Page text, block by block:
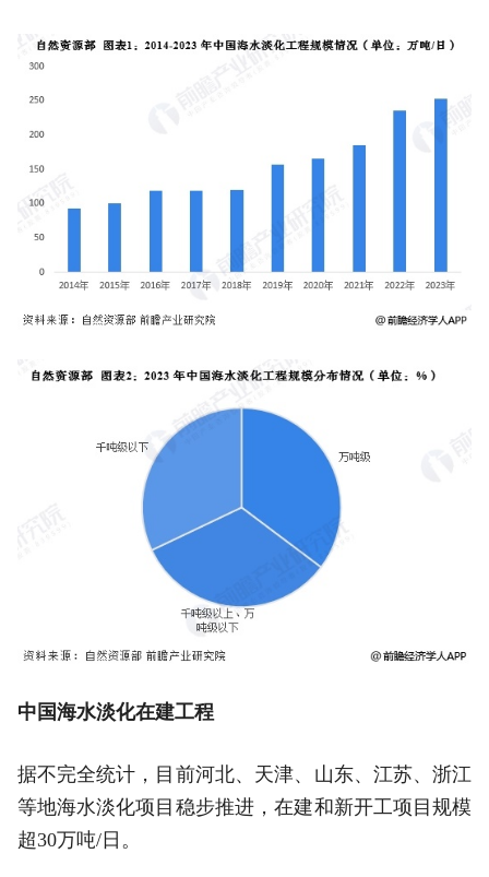
中国海水淡化在建工程
据不完全统计，目前河北、天津、山东、江苏、浙江
等地海水淡化项目稳步推进，在建和新开工项目规模
超30万吨/日。